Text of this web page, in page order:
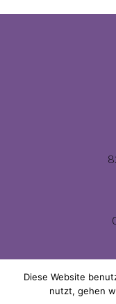
Diese Website
nutzt, gehen